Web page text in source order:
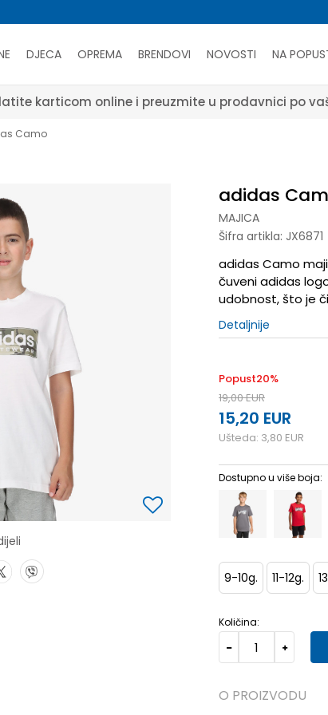
DJECA OPREMA BRENDOVI NOVOSTI NA
Platite karticom online i preuzmite u prodavnici po
Camo
adidas
MAJICA
Šifra artikla: JX6871
adidas Camo
čuveni adidas
udobnost, što je
Detaljnije
Popust20%
19,00EUR
15,20 EUR
Ušteda: 3,80 EUR
Dostupno u više boja:
9-10g. 11-12g.
Količina:
O PROIZVODU